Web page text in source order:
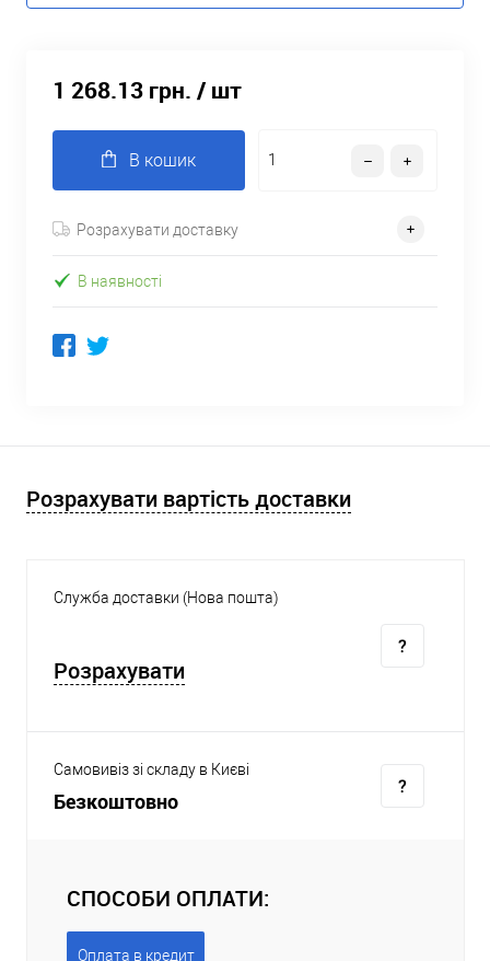
1 268.13 грн. / шт
В кошик
Розрахувати доставку
В наявності
Розрахувати вартість доставки
Служба доставки (Нова пошта)
Розрахувати
Самовивіз зі складу в Києві
Безкоштовно
СПОСОБИ ОПЛАТИ:
Оплата в кредит